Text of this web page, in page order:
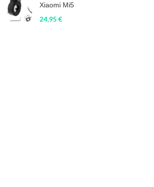
Xiaomi Mi5
24,95€